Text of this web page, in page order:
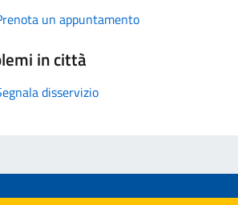
un appuntamento
in città
disservizio